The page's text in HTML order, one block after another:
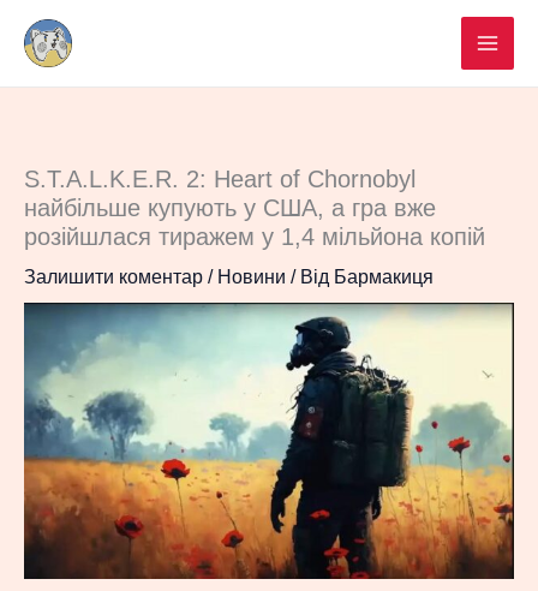
Перейти
вмісту
S.T.A.L.K.E.R. 2: Heart of Chornobyl
найбільше купують у США, а гра вже
розійшлася тиражем у 1,4 мільйона копій
Залишити коментар / Новини / Від Бармакиця